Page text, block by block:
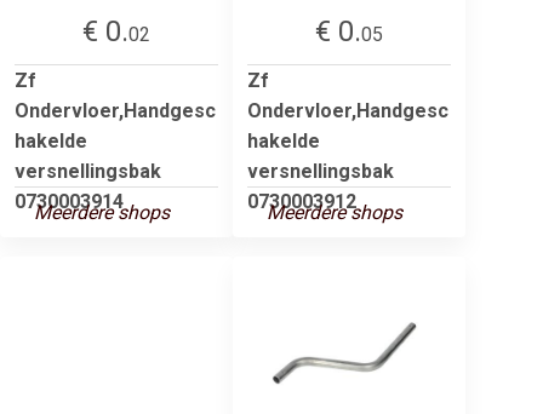
€ 0.02
Zf
Ondervloer,Handgesc
hakelde
versnellingsbak
0730003914
Meerdere shops
€ 0.05
Zf
Ondervloer,Handgesc
hakelde
versnellingsbak
0730003912
Meerdere shops